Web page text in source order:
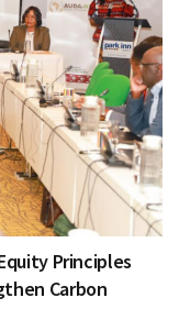
Principles
Carbon